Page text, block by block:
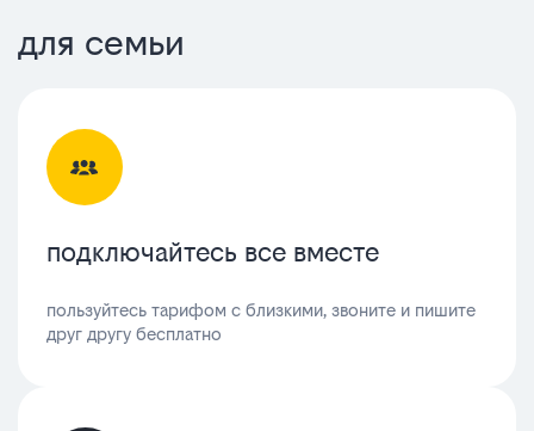
для семьи
подключайтесь все вместе
пользуйтесь тарифом с близкими, звоните и пишите
друг другу бесплатно